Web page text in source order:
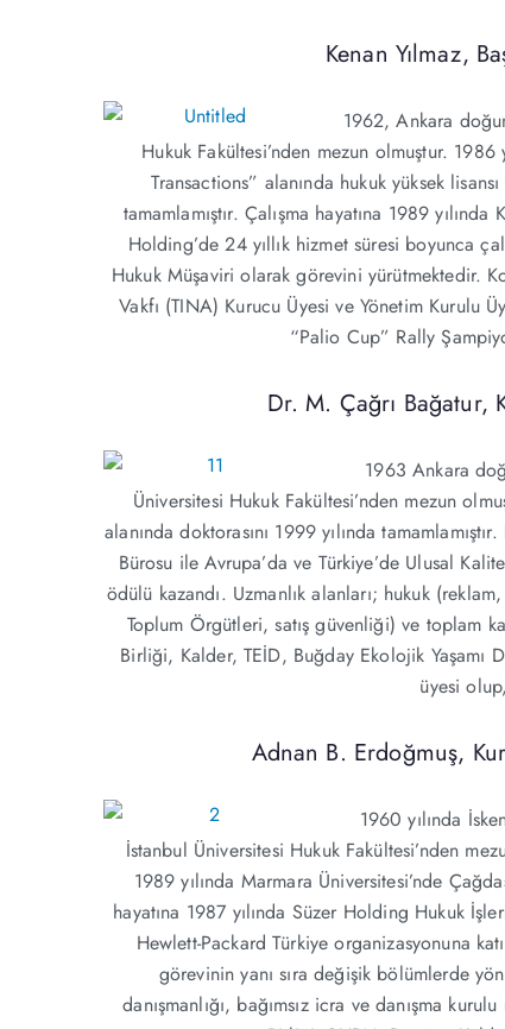
Kenan Yılmaz,
1962, Ankara
Hukuk Fakültesi’nden mezun olmuştur.
Transactions” alanında hukuk yüksek
tamamlamıştır. Çalışma hayatına 1989
Holding’de 24 yıllık hizmet süresi boyunca
Hukuk Müşaviri olarak görevini yürütmektedir.
Vakfı (TINA) Kurucu Üyesi ve Yönetim Kurulu
“Palio Cup” Rally
Dr. M. Çağrı Bağatur,
1963 Ankara
Üniversitesi Hukuk Fakültesi’nden mezun
alanında doktorasını 1999 yılında
Bürosu ile Avrupa’da ve Türkiye’de Ulusal
ödülü kazandı. Uzmanlık alanları; hukuk
Toplum Örgütleri, satış güvenliği) ve toplam
Birliği, Kalder, TEİD, Buğday Ekolojik Yaşamı
üyesi
Adnan B. Erdoğmuş,
1960 yılında
İstanbul Üniversitesi Hukuk Fakültesi’nden
1989 yılında Marmara Üniversitesi’nde
hayatına 1987 yılında Süzer Holding Hukuk
Hewlett-Packard Türkiye organizasyonuna
görevinin yanı sıra değişik bölümlerde
danışmanlığı, bağımsız icra ve danışma